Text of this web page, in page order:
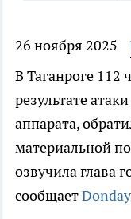
26 ноября 2025
В Таганроге 112
результате
аппарата,
материальной
озвучила глава
сообщает